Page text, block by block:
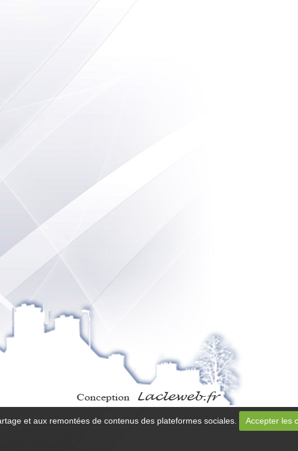
et aux remontées de contenus des plateformes sociales. Accepter les